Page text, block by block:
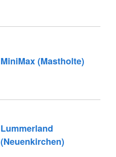
MiniMax (Mastholte)
Lummerland
(Neuenkirchen)